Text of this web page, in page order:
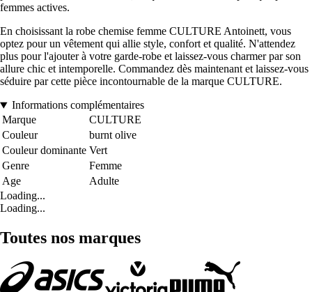
femmes actives.
En choisissant la robe chemise femme CULTURE Antoinett, vous
optez pour un vêtement qui allie style, confort et qualité. N'attendez
plus pour l'ajouter à votre garde-robe et laissez-vous charmer par son
allure chic et intemporelle. Commandez dès maintenant et laissez-vous
séduire par cette pièce incontournable de la marque CULTURE.
Informations complémentaires
Marque
CULTURE
Couleur
burnt olive
Couleur dominante Vert
Genre
Femme
Age
Adulte
Loading...
Loading...
Toutes nos marques